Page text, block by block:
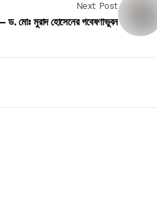
Next Post
ড. মোঃ মুরাদ হোসেনের গবেষণাভুবন